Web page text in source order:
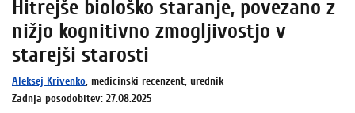
Hitrejše biološko staranje, povezano z
nižjo kognitivno zmogljivostjo v
starejši starosti
Aleksej Krivenko, medicinski recenzent, urednik
Zadnja posodobitev: 27.08.2025